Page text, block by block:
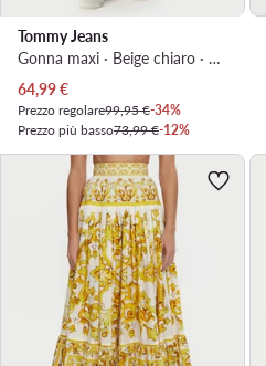
Tommy Jeans
Gonna maxi · Beige chiaro · Maxi
Prezzo attuale
64,99€
Prezzo regolare99,95 €-34%
Prezzo più basso73,99 €-12%